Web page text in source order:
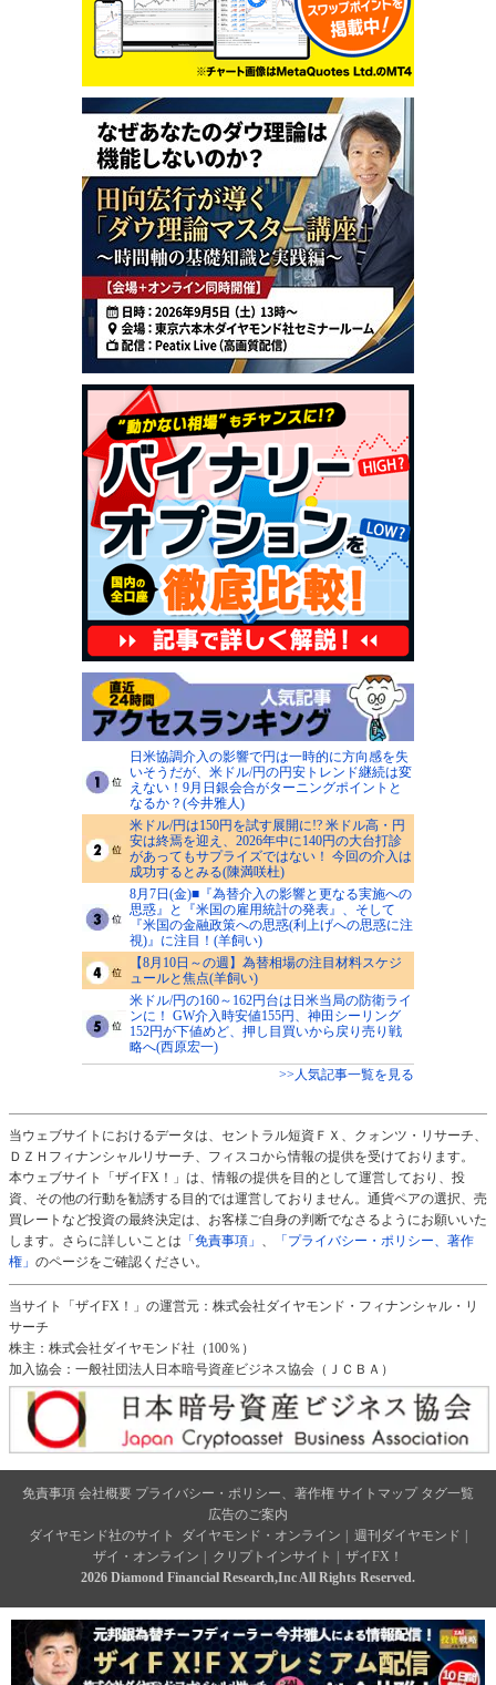
日米協調介入の影響で円は一時的に方向感を失
いそうだが、米ドル/円の円安トレンド継続は変
えない！9月日銀会合がターニングポイントと
なるか？(今井雅人)
米ドル/円は150円を試す展開に!? 米ドル高・円
安は終焉を迎え、2026年中に140円の大台打診
があってもサプライズではない！ 今回の介入は
成功するとみる(陳満咲杜)
8月7日(金)■『為替介入の影響と更なる実施への
思惑』と『米国の雇用統計の発表』、そして
『米国の金融政策への思惑(利上げへの思惑に注
視)』に注目！(羊飼い)
【8月10日～の週】為替相場の注目材料スケジ
ュールと焦点(羊飼い)
米ドル/円の160～162円台は日米当局の防衛ライ
ンに！ GW介入時安値155円、神田シーリング
152円が下値めど、押し目買いから戻り売り戦
略へ(西原宏一)
>>人気記事一覧を見る
当ウェブサイトにおけるデータは、セントラル短資ＦＸ、クォンツ・リサーチ、
ＤＺＨフィナンシャルリサーチ、フィスコから情報の提供を受けております。
本ウェブサイト「ザイFX！」は、情報の提供を目的として運営しており、投
資、その他の行動を勧誘する目的では運営しておりません。通貨ペアの選択、売
買レートなど投資の最終決定は、お客様ご自身の判断でなさるようにお願いいた
します。さらに詳しいことは 「免責事項」 、
「プライバシー・ポリシー、著作
権」 のページをご確認ください。
当サイト「ザイFX！」の運営元：株式会社ダイヤモンド・フィナンシャル・リ
サーチ
株主：株式会社ダイヤモンド社（100％）
加入協会：一般社団法人日本暗号資産ビジネス協会（ＪＣＢＡ）
免責事項 会社概要 プライバシー・ポリシー、著作権 サイトマップ タグ一覧
広告のご案内
ダイヤモンド社のサイト
ダイヤモンド・オンライン 週刊ダイヤモンド
ザイ・オンライン
クリプトインサイト
ザイFX！
2026 Diamond Financial Research,Inc All Rights Reserved.